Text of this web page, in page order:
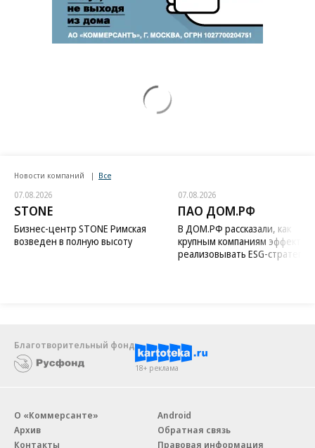
Новости компаний Все
07.08.2026
STONE
Бизнес-центр STONE Римская
возведен в полную высоту
07.08.2026
ПАО ДОМ.РФ
В ДОМ.РФ рассказали, как
крупным компаниям
реализовывать ESG-стратегию
Благотворительный фонд
18+ реклама
О «Коммерсанте»
Архив
Контакты
Android
Обратная связь
Правовая информация